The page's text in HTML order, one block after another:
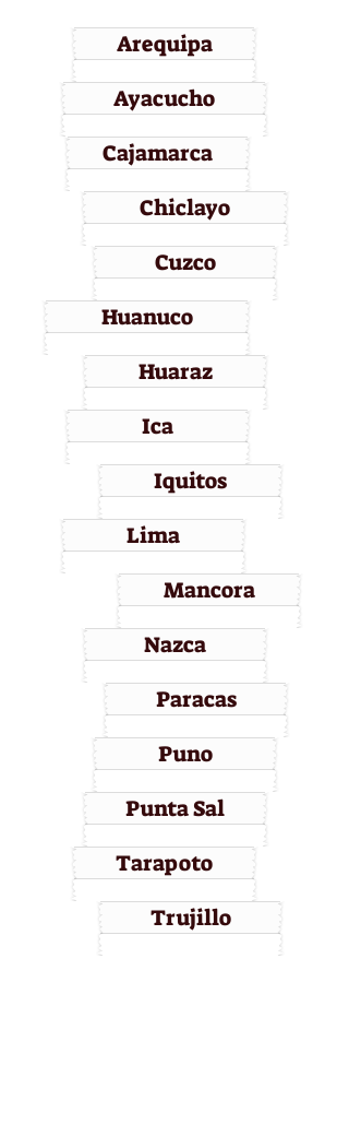
Arequipa
Ayacucho
Cajamarca
Chiclayo
Cuzco
Huanuco
Huaraz
Ica
Iquitos
Lima
Mancora
Nazca
Paracas
Puno
Punta Sal
Tarapoto
Trujillo